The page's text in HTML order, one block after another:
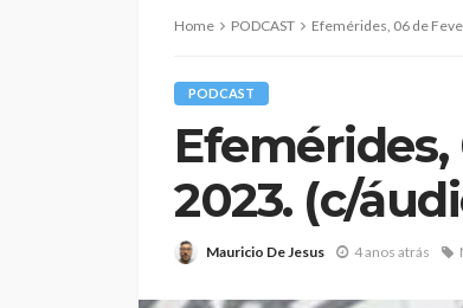
Home PODCAST Efemérides, 06 de
PODCAST
2023. (c/
Mauricio De Jesus 4 anos atrás